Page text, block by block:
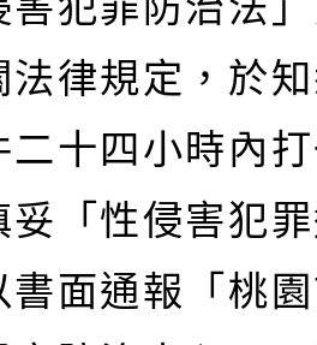
法律規定，於
二十四小時內
妥「性侵害犯
書面通報「桃